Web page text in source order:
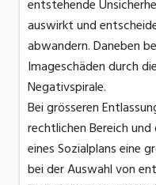
entstehende
auswirkt und
abwandern. Daneben
Imageschäden durch
Negativspirale.
Bei grösseren
rechtlichen Bereich
eines Sozialplans eine
bei der Auswahl von